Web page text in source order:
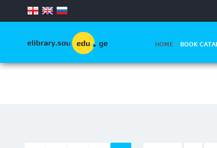
.
HOME BOOK